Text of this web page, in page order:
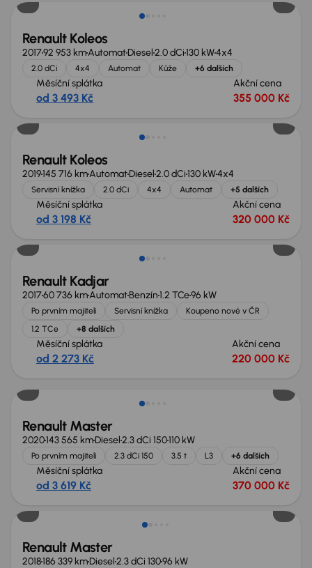
Renault Koleos
201792 953 kmAutomatDiesel2.0 dCi130 kW4x4
2.0 dCi 4x4 Automat Kůže +6 dalších
Měsíční splátka
od 3 493 Kč
Akční cena
355 000 Kč
Renault Koleos
2019145 716 kmAutomatDiesel2.0 dCi130 kW4x4
Servisní knížka 2.0 dCi 4x4 Automat +5 dalších
Měsíční splátka
od 3 198 Kč
Akční cena
320 000 Kč
Zlevněno o 10 000 Kč
Renault Kadjar
201760 736 kmAutomatBenzín1.2 TCe96 kW
Po prvním majiteli Servisní knížka
Koupeno nové v ČR
1.2 TCe
+8 dalších
Měsíční splátka
od 2 273 Kč
Akční cena
220 000 Kč
Renault Master
2020143 565 kmDiesel2.3 dCi 150110 kW
Po prvním majiteli 2.3 dCi 150 3.5 t L3 +6 dalších
Měsíční splátka
od 3 619 Kč
Akční cena
370 000 Kč
Nově v nabídce
Renault Master
2018186 339 kmDiesel2.3 dCi 13096 kW